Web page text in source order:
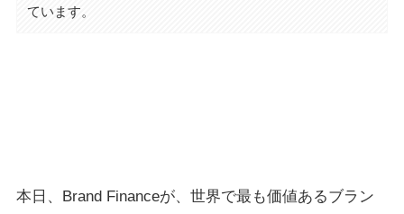
ています。
本日、Brand Financeが、世界で最も価値あるブラン